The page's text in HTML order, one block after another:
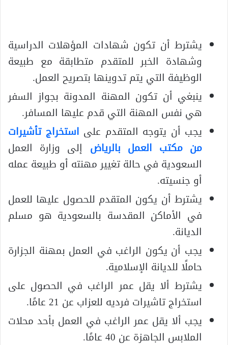
يشترط أن تكون شهادات المؤهلات الدراسية
وشهادة الخبر للمتقدم متطابقة مع طبيعة
الوظيفة التي يتم تدوينها بتصريح العمل.
ينبغي أن تكون المهنة المدونة بجواز السفر
هي نفس المهنة التي قدم عليها المسافر.
يجب أن يتوجه المتقدم على استخراج تأشيرات
من مكتب العمل بالرياض إلى وزارة العمل
السعودية في حالة تغيير مهنته أو طبيعة عمله
أو جنسيته.
يشترط أن يكون المتقدم للحصول عليها للعمل
في الأماكن المقدسة بالسعودية هو مسلم
الديانة.
يجب أن يكون الراغب في العمل بمهنة الجزارة
حاملًا للديانة الإسلامية.
يشترط ألا يقل عمر الراغب في الحصول على
استخراج تاشيرات فرديه للعزاب عن 21 عامًا.
يجب ألا يقل عمر الراغب في العمل بأحد محلات
الملابس الجاهزة عن 40 عامًا.